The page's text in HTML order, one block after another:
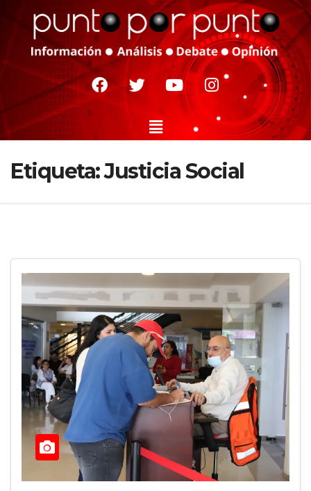
Etiqueta:Justicia Social